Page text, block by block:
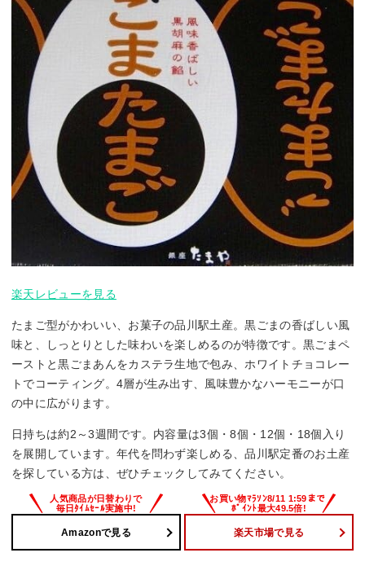
楽天レビューを見る
たまご型がかわいい、お菓子の品川駅土産。黒ごまの香ばしい風
味と、しっとりとした味わいを楽しめるのが特徴です。黒ごまペ
ーストと黒ごまあんをカステラ生地で包み、ホワイトチョコレー
トでコーティング。4層が生み出す、風味豊かなハーモニーが口
の中に広がります。
日持ちは約2～3週間です。内容量は3個・8個・12個・18個入り
を展開しています。年代を問わず楽しめる、品川駅定番のお土産
を探している方は、ぜひチェックしてみてください。
Amazonで見る 楽天市場で見る